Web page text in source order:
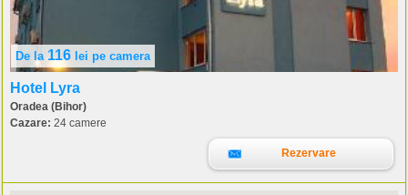
De la 116 lei pe camera
Hotel Lyra
Oradea (Bihor)
Cazare: 24 camere
Rezervare